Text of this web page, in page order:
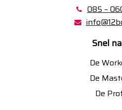
085 –
Snel
De
De
De